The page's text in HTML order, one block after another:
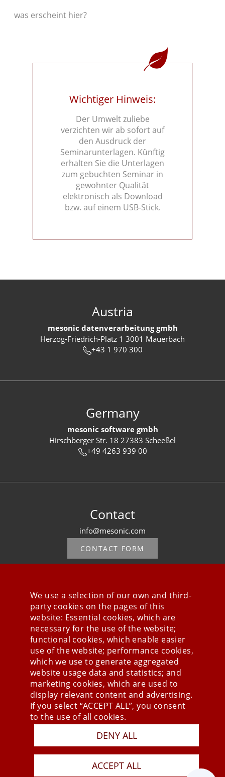
was erscheint hier?
Wichtiger Hinweis:
Der Umwelt zuliebe
verzichten wir ab sofort auf
den Ausdruck der
Seminarunterlagen. Künftig
erhalten Sie die Unterlagen
zum gebuchten Seminar in
gewohnter Qualität
elektronisch als Download
bzw. auf einem USB-Stick.
Austria
mesonic datenverarbeitung gmbh
Herzog-Friedrich-Platz 1 3001 Mauerbach
+43 1 970 300
Germany
mesonic software gmbh
Hirschberger Str. 18 27383 Scheeßel
+49 4263 939 00
Contact
info@mesonic.com
CONTACT FORM
Stay connected
Press
Newsletter
STB
Data Privacy Policy
We use a selection of our own and third-
party cookies on the pages of this
website: Essential cookies, which are
necessary for the use of the website;
functional cookies, which enable easier
use of the website; performance cookies,
which we use to generate aggregated
website usage data and statistics; and
marketing cookies, which are used to
display relevant content and advertising.
If you select “ACCEPT ALL”, you consent
to the use of all cookies.
DENY ALL
ACCEPT ALL